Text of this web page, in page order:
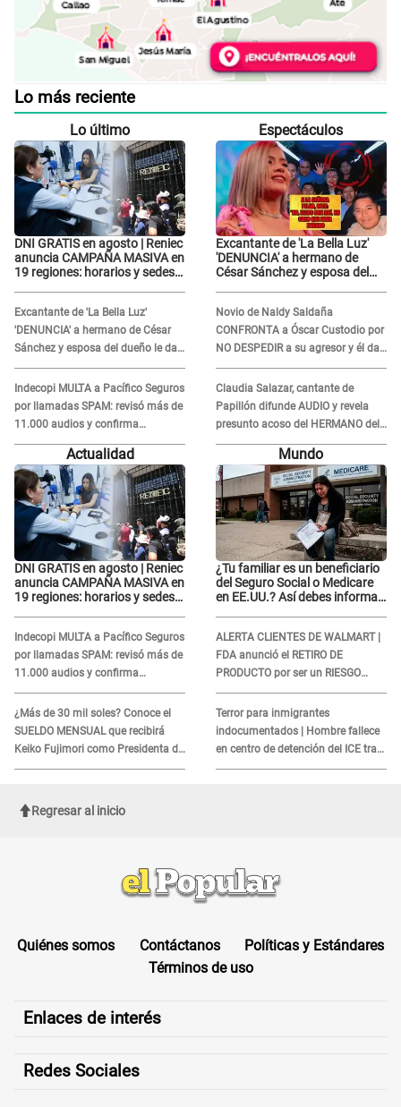
Lo más reciente
Lo último
DNI GRATIS en agosto | Reniec
anuncia CAMPAÑA MASIVA en
19 regiones: horarios y sedes
Excantante de 'La Bella Luz'
'DENUNCIA' a hermano de César
Sánchez y esposa del dueño le da
INDIGNANTE respuesta: "Ellos son
así, tranquila"
Indecopi MULTA a Pacífico Seguros
por llamadas SPAM: revisó más de
11.000 audios y confirma
SANCIÓN
Espectáculos
Excantante de 'La Bella Luz'
'DENUNCIA' a hermano de
César Sánchez y esposa del
tranquila"
Novio de Naldy Saldaña
CONFRONTA a Óscar Custodio por
NO DESPEDIR a su agresor y él da
INDIGNANTE respuesta: "Nadie me
dice qué hacer"
Claudia Salazar, cantante de
Papillón difunde AUDIO y revela
presunto acoso del HERMANO del
director musical de La Bella Luz:
"Me quedé asustada, en shock"
Actualidad
DNI GRATIS en agosto | Reniec
anuncia CAMPAÑA MASIVA en
19 regiones: horarios y sedes
Indecopi MULTA a Pacífico Seguros
por llamadas SPAM: revisó más de
11.000 audios y confirma
SANCIÓN
¿Más de 30 mil soles? Conoce el
SUELDO MENSUAL que recibirá
Keiko Fujimori como Presidenta de
la República
Mundo
¿Tu familiar es un beneficiario
del Seguro Social o Medicare
en EE.UU.? Así debes informar
ALERTA CLIENTES DE WALMART |
FDA anunció el RETIRO DE
PRODUCTO por ser un RIESGO
MORTAL para consumidores: ¿Cuál
es?
Terror para inmigrantes
indocumentados | Hombre fallece
en centro de detención del ICE tras
sufrir una "emergencia médica"
Regresar al inicio
Quiénes somos Contáctanos
Políticas y Estándares
Términos de uso
Enlaces de interés
Redes Sociales